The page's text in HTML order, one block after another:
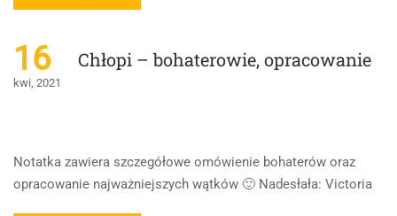
MORE
PORÓWNANIE
KONFLIKTU
POKOLEŃ
„CHŁOPACH”
–
16
kwi, 2021
Chłopi – bohaterowie, opracowanie
Notatka zawiera szczegółowe omówienie bohaterów oraz
opracowanie najważniejszych wątków 🙂 Nadesłała: Victoria